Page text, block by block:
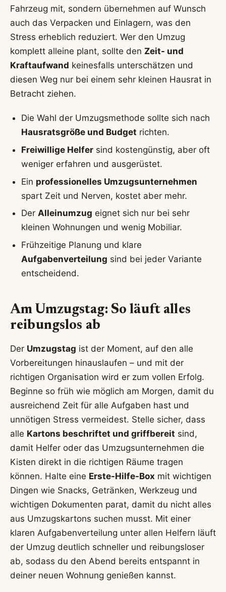
Fahrzeug mit, sondern übernehmen auf Wunsch
auch das Verpacken und Einlagern, was den
Stress erheblich reduziert. Wer den Umzug
komplett alleine plant, sollte den Zeit- und
Kraftaufwand keinesfalls unterschätzen und
diesen Weg nur bei einem sehr kleinen Hausrat in
Betracht ziehen.
Die Wahl der Umzugsmethode sollte sich nach
Hausratsgröße und Budget richten.
Freiwillige Helfer sind kostengünstig, aber oft
weniger erfahren und ausgerüstet.
Ein professionelles Umzugsunternehmen
spart Zeit und Nerven, kostet aber mehr.
DerAlleinumzug eignet sich nur bei sehr
kleinen Wohnungen und wenig Mobiliar.
Frühzeitige Planung und klare
Aufgabenverteilung sind bei jeder Variante
entscheidend.
Am Umzugstag: So läuft alles
reibungslos ab
Der Umzugstag ist der Moment, auf den alle
Vorbereitungen hinauslaufen – und mit der
richtigen Organisation wird er zum vollen Erfolg.
Beginne so früh wie möglich am Morgen, damit du
ausreichend Zeit für alle Aufgaben hast und
unnötigen Stress vermeidest. Stelle sicher, dass
alle Kartons beschriftet und griffbereit sind,
damit Helfer oder das Umzugsunternehmen die
Kisten direkt in die richtigen Räume tragen
können. Halte eine Erste-Hilfe-Box mit wichtigen
Dingen wie Snacks, Getränken, Werkzeug und
wichtigen Dokumenten parat, damit du nicht alles
aus Umzugskartons suchen musst. Mit einer
klaren Aufgabenverteilung unter allen Helfern läuft
der Umzug deutlich schneller und reibungsloser
ab, sodass du den Abend bereits entspannt in
deiner neuen Wohnung genießen kannst.